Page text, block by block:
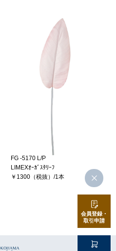
FG -5170 L/P
LIMEXｵｰｶﾞｽﾀﾘｰﾌ
￥1300（税抜）/1本
会員登録・
取引申請